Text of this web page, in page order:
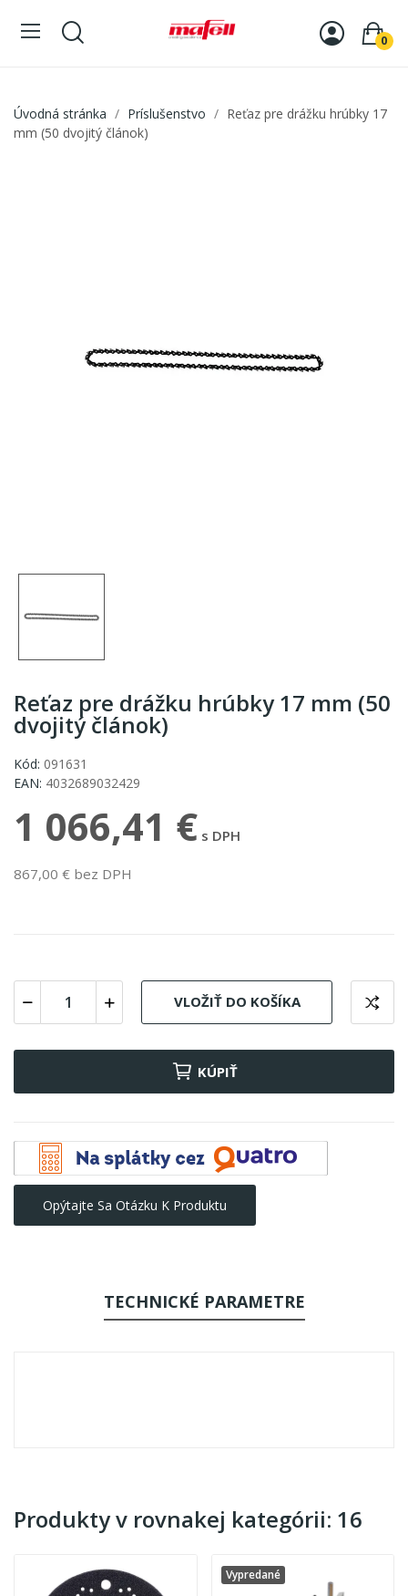
0
Úvodná stránka Príslušenstvo
Reťaz pre drážku hrúbky 17
mm (50 dvojitý článok)
Reťaz pre drážku hrúbky 17 mm (50
dvojitý článok)
Kód: 091631
EAN: 4032689032429
1 066,41 € s DPH
867,00 € bez DPH
VLOŽIŤ DO KOŠÍKA
KÚPIŤ
Opýtajte Sa Otázku K Produktu
TECHNICKÉ PARAMETRE
Produkty v rovnakej kategórii: 16
Vypredané